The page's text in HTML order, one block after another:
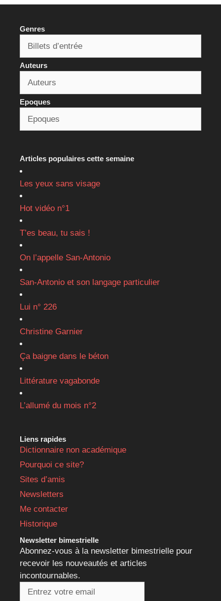
Genres
Auteurs
Epoques
Articles populaires cette semaine
Les yeux sans visage
Hot vidéo n°1
T’es beau, tu sais !
On l’appelle San-Antonio
San-Antonio et son langage particulier
Lui n° 226
Christine Garnier
Ça baigne dans le béton
Littérature vagabonde
L’allumé du mois n°2
Liens rapides
Dictionnaire non académique
Pourquoi ce site?
Sites d’amis
Newsletters
Me contacter
Historique
Newsletter bimestrielle
Abonnez-vous à la newsletter bimestrielle pour
recevoir les nouveautés et articles
incontournables.